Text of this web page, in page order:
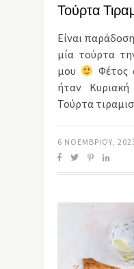
Τούρτα
Είναι
μία τούρτα
μου
Φέτος
ήταν
Τούρτα
6 ΝΟΕΜΒΡΊΟΥ,